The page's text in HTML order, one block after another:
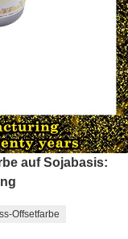
auf Sojabasis:
Offsetfarbe